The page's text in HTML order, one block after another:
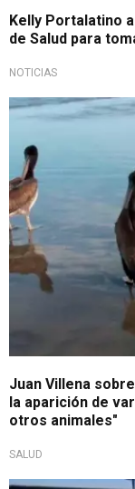
Kelly Portalatino
de Salud para
NOTICIAS
Juan Villena
la aparición de
otros animales"
SALUD